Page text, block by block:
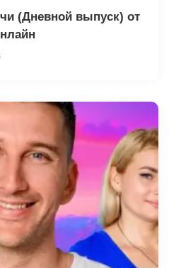
(Дневной выпуск) от